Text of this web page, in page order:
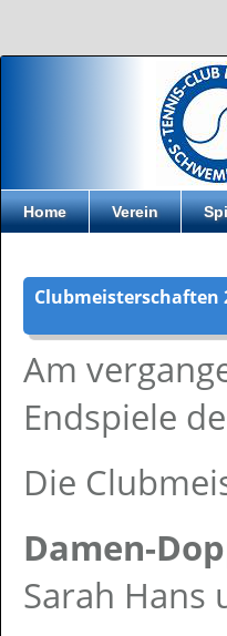
Direkt zum Inhalt
Home Verein
Clubmeisterschaften
Am
Endspiele
Die
Damen-
Sarah Hans